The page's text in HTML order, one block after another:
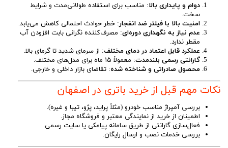
دوام و پایداری بالا: مناسب برای استفاده طولانی‌مدت و شرایط
سخت.
امنیت بالا با فیلتر ضد انفجار: خطر حوادث احتمالی کاهش می‌یابد.
عدم نیاز به نگهداری دوره‌ای: مصرف‌کننده نگرانی بابت افزودن آب
مقطر ندارد.
عملکرد قابل اعتماد در دمای مختلف: از سرمای شدید تا گرمای بالا.
گارانتی رسمی بلندمدت: معمولاً ۱۵ ماه برای مدل‌های مختلف.
محصول صادراتی و شناخته شده: تقاضای بازار داخلی و خارجی.
نکات مهم قبل از خرید باتری در اصفهان
بررسی آمپراژ مناسب خودرو (مثلاً پراید، پژو، تیبا و غیره).
اطمینان از خرید از نمایندگی معتبر و فروشگاه مجاز.
فعال‌سازی گارانتی از طریق سامانه پیامکی یا سایت رسمی.
بررسی خدمات نصب و ارسال رایگان.